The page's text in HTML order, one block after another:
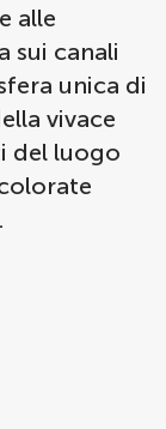
alle
sui canali
unica di
vivace
del luogo